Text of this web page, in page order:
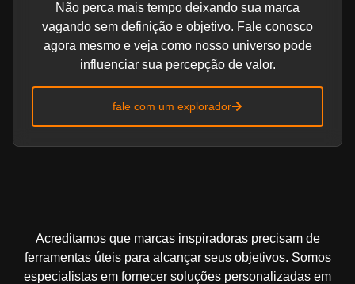
Não perca mais tempo deixando sua marca
vagando sem definição e objetivo. Fale conosco
agora mesmo e veja como nosso universo pode
influenciar sua percepção de valor.
fale com um explorador
Acreditamos que marcas inspiradoras precisam de
ferramentas úteis para alcançar seus objetivos. Somos
especialistas em fornecer soluções personalizadas em